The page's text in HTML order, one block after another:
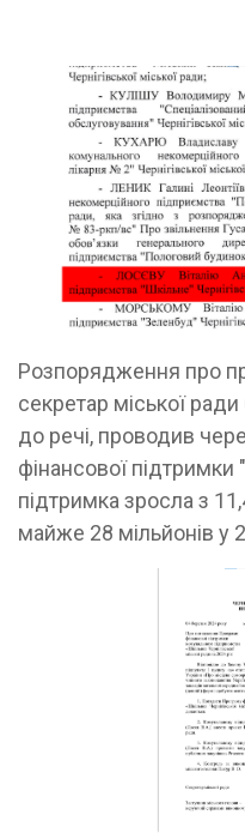
Розпорядження про
секретар міської
до речі, проводив
фінансової
підтримка зросла з
майже 28 мільйонів у